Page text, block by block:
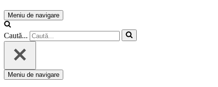
Meniu de navigare
Caută...
Meniu de navigare